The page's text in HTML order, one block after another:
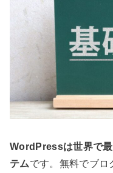
WordPressは世界で
テムです。無料でブロ